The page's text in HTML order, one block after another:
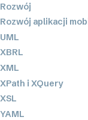
Rozwój
Rozwój aplikacji
UML
XBRL
XML
XPath i XQuery
XSL
YAML